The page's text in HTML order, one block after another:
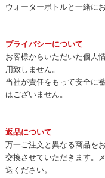
ウォーターボトルと一緒に
プライバシーについて
お客様からいただいた個人
用致しません。
当社が責任をもって安全に
はございません。
返品について
万一ご注文と異なる商品を
交換させていただきます。
送ください。